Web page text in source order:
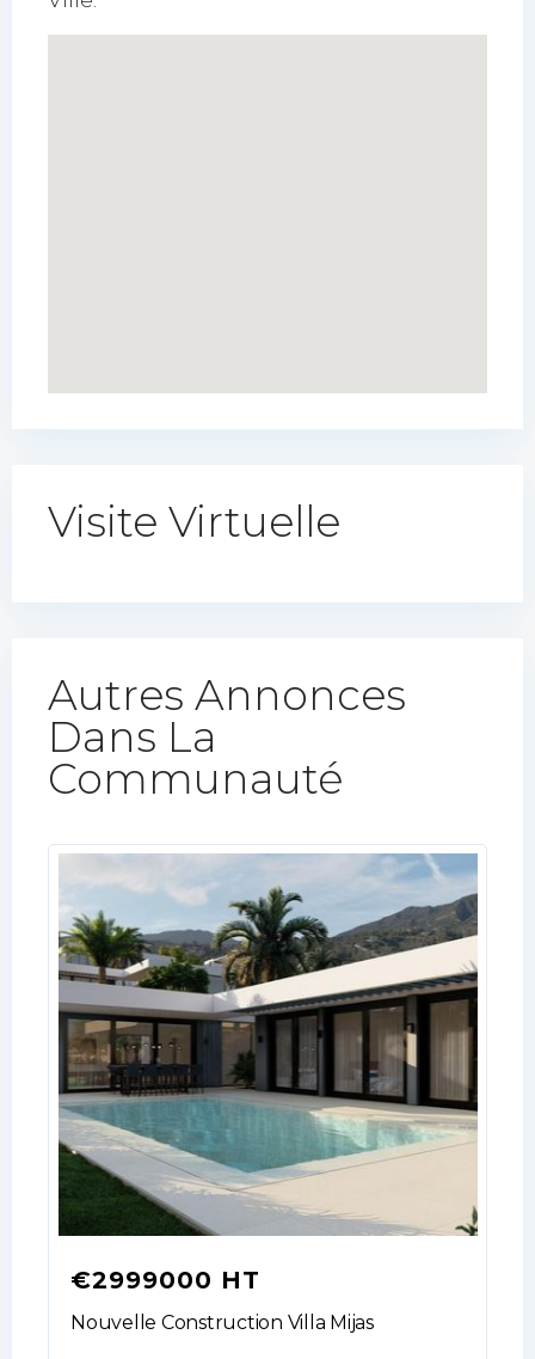
Visite Virtuelle
Autres Annonces
Dans La
Communauté​
€2999000 HT
Nouvelle Construction Villa Mijas